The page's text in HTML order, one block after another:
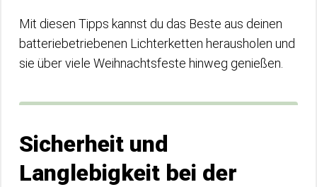
Mit diesen Tipps kannst du das Beste aus deinen
batteriebetriebenen Lichterketten herausholen und
sie über viele Weihnachtsfeste hinweg genießen.
Sicherheit und
Langlebigkeit bei der